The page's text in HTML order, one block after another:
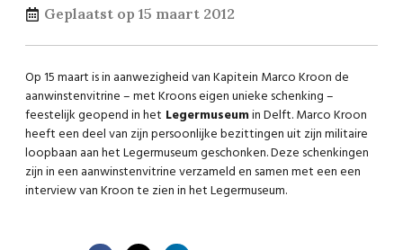
Geplaatst op 15 maart 2012
Op 15 maart is in aanwezigheid van Kapitein Marco Kroon de
aanwinstenvitrine – met Kroons eigen unieke schenking –
feestelijk geopend in het Legermuseumin Delft. Marco Kroon
heeft een deel van zijn persoonlijke bezittingen uit zijn militaire
loopbaan aan het Legermuseum geschonken. Deze schenkingen
zijn in een aanwinstenvitrine verzameld en samen met een een
interview van Kroon te zien in het Legermuseum.